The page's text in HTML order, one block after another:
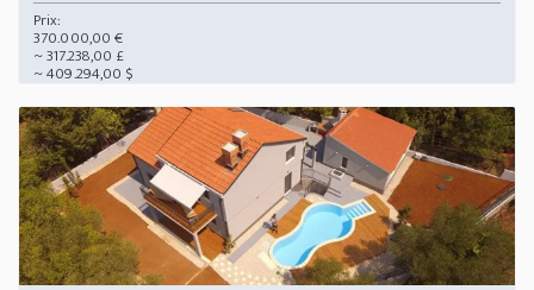
Prix:
370.000,00 €
~ 317.238,00 £
~ 409.294,00 $